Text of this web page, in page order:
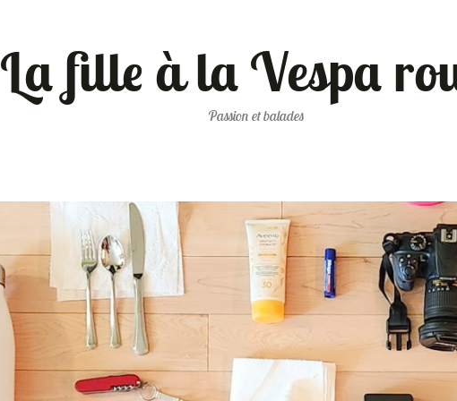
La fille à la Vespa
Passion et balades